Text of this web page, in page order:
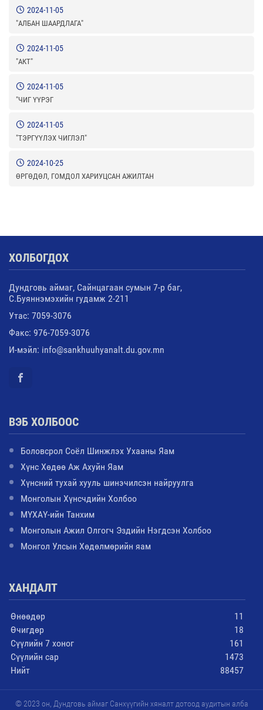
2024-11-05
"АЛБАН ШААРДЛАГА"
2024-11-05
"АКТ"
2024-11-05
"ЧИГ ҮҮРЭГ
2024-11-05
"ТЭРГҮҮЛЭХ ЧИГЛЭЛ"
2024-10-25
ӨРГӨДӨЛ, ГОМДОЛ ХАРИУЦСАН АЖИЛТАН
ХОЛБОГДОХ
Дундговь аймаг, Сайнцагаан сумын 7-р баг,
С.Буяннэмэхийн гудамж 2-211
Утас: 7059-3076
Факс: 976-7059-3076
И-мэйл: info@sankhuuhyanalt.du.gov.mn
ВЭБ ХОЛБООС
Боловсрол Соёл Шинжлэх Ухааны Яам
Хүнс Хөдөө Аж Ахуйн Яам
Хүнсний тухай хууль шинэчилсэн найруулга
Монголын Хүнсчдийн Холбоо
МҮХАҮ-ийн Танхим
Монголын Ажил Олгогч Эздийн Нэгдсэн Холбоо
Монгол Улсын Хөдөлмөрийн яам
ХАНДАЛТ
Өнөөдөр
11
Өчигдөр
18
Сүүлийн 7 хоног
161
Сүүлийн сар
1473
Нийт
88457
© 2023 он, Дундговь аймаг Санхүүгийн хяналт дотоод аудитын алба